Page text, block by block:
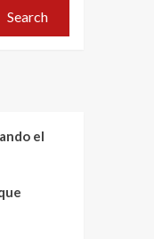
Search
el